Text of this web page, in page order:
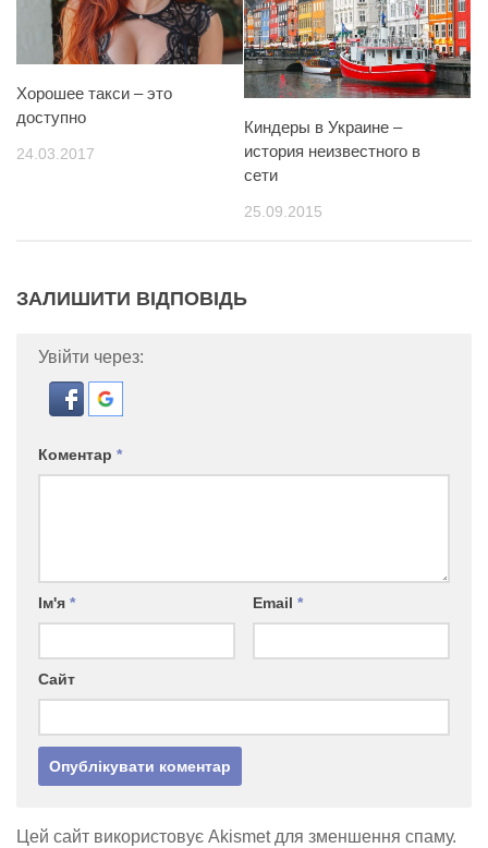
Хорошее такси – это
доступно
24.03.2017
Киндеры в Украине –
история неизвестного в
сети
25.09.2015
ЗАЛИШИТИ ВІДПОВІДЬ
Увійти через:
Коментар *
Ім'я * Email *
Сайт
Цей сайт використовує Akismet для зменшення спаму.